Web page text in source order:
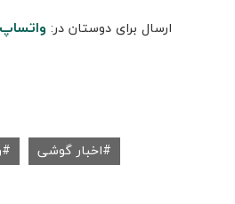
ارسال برای دوستان در: واتساپ
اخبار گوشی